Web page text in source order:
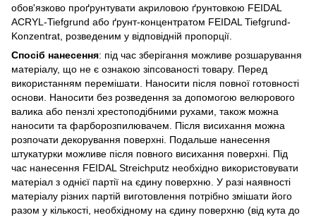
обов'язково проґрунтувати акриловою ґрунтовкою FEIDAL
ACRYL-Tiefgrund або ґрунт-концентратом FEIDAL Tiefgrund-
Konzentrat, розведеним у відповідній пропорції.
Спосіб нанесення: під час зберігання можливе розшарування
матеріалу, що не є ознакою зіпсованості товару. Перед
використанням перемішати. Наносити після повної готовності
основи. Наносити без розведення за допомогою велюрового
валика або пензлі хрестоподібними рухами, також можна
наносити та фарборозпилювачем. Після висихання можна
розпочати декорування поверхні. Подальше нанесення
штукатурки можливе після повного висихання поверхні. Під
час нанесення FEIDAL Streichputz необхідно використовувати
матеріал з однієї партії на єдину поверхню. У разі наявності
матеріалу різних партій виготовлення потрібно змішати його
разом у кількості, необхідному на єдину поверхню (від кута до